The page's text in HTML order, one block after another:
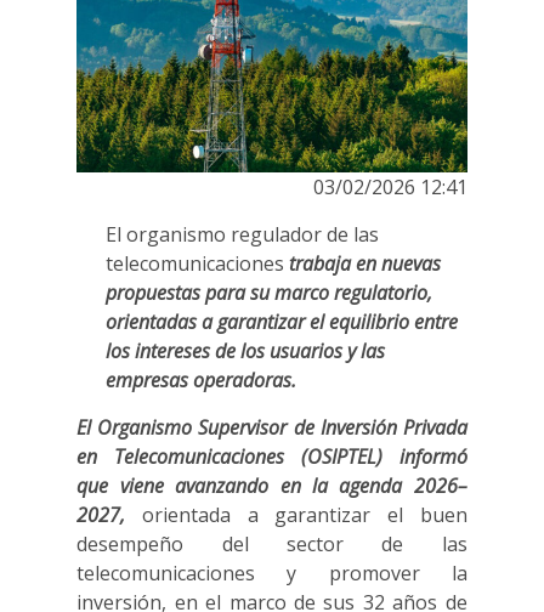
03/02/2026 12:41
El organismo regulador de las
telecomunicacionestrabaja en nuevas
propuestas para su marco regulatorio,
orientadas a garantizar el equilibrio entre
los intereses de los usuarios y las
empresas operadoras.
El Organismo Supervisor de Inversión Privada
en Telecomunicaciones (OSIPTEL) informó
que viene avanzando en la agenda 2026–
2027, orientada a garantizar el buen
desempeño del sector de las
telecomunicaciones y promover la
inversión, en el marco de sus 32 años de